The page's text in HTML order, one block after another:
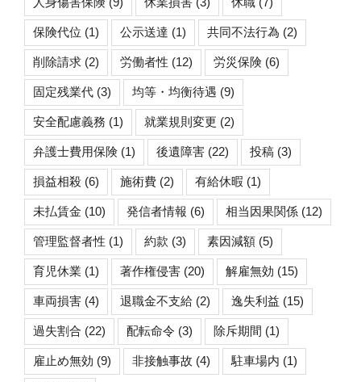
保険代位 (1) 公示送達 (1) 共同不法行為 (2)
削除請求 (2) 労働者性 (12) 労災保険 (6)
固定残業代 (3) 均等・均衡待遇 (9)
安全配慮義務 (1) 就業規則変更 (2)
弁護士費用保険 (1) 後遺障害 (22) 投稿 (3)
損益相殺 (6) 施術費 (2) 有給休暇 (1)
未払賃金 (10) 発信者情報 (6) 相当因果関係 (12)
管理監督者性 (1) 約款 (3) 素因減額 (5)
育児休業 (1) 著作権侵害 (20) 解雇無効 (15)
車両損害 (4) 退職金不支給 (2) 逸失利益 (15)
過失割合 (22) 配転命令 (3) 除斥期間 (1)
雇止め無効 (9) 非接触事故 (4) 駐車場内 (1)